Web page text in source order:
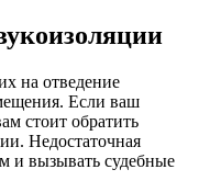
на отведение
Если ваш
стоит обратить
Недостаточная
и вызывать судебные